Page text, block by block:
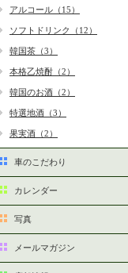
アルコール（15）
ソフトドリンク（12）
韓国茶（3）
本格乙焼酎（2）
韓国のお酒（2）
特選地酒（3）
果実酒（2）
車のこだわり
カレンダー
写真
メールマガジン